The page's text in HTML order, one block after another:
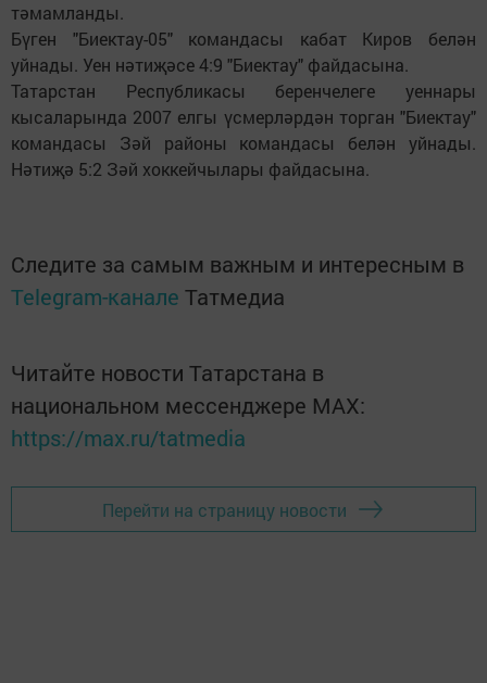
тәмамланды.
Бүген "Биектау-05" командасы кабат Киров белән
уйнады. Уен нәтиҗәсе 4:9 "Биектау" файдасына.
Татарстан Республикасы беренчелеге уеннары
кысаларында 2007 елгы үсмерләрдән торган "Биектау"
командасы Зәй районы командасы белән уйнады.
Нәтиҗә 5:2 Зәй хоккейчылары файдасына.
Следите за самым важным и интересным в
Telegram-канале Татмедиа
Читайте новости Татарстана в
национальном мессенджере MАХ:
https://max.ru/tatmedia
Перейти на страницу новости